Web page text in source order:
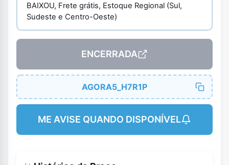
BAIXOU, Frete grátis, Estoque Regional (Sul,
Sudeste e Centro-Oeste)
ENCERRADA
AGORA5_H7R1P
ME AVISE QUANDO DISPONÍVEL